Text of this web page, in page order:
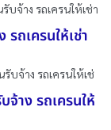
บจ้าง รถเครนให้เช่า
ถเครนให้เช่า
บจ้าง รถเครนให้เช่
จ้าง รถเครนให้